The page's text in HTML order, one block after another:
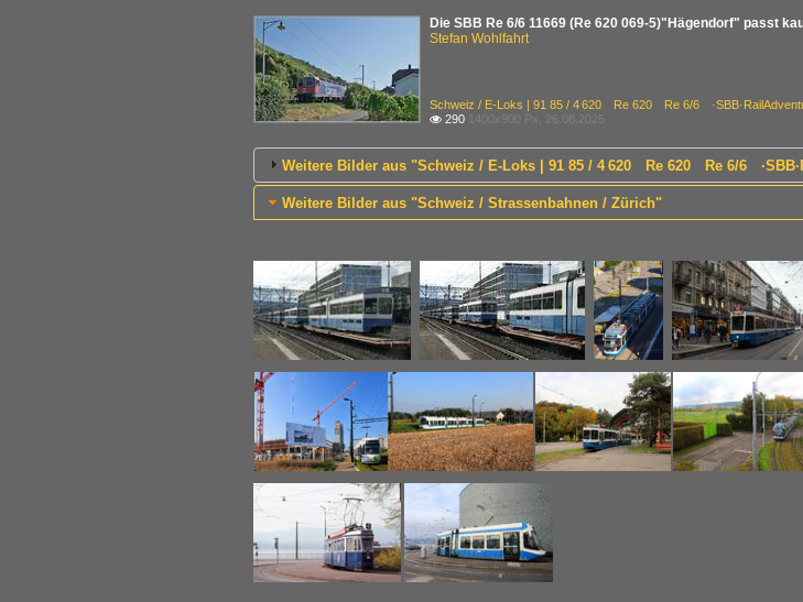
Die SBB Re 6/6 11669 (Re 620 069-5)"Hägendorf" passt
Stefan Wohlfahrt
Schweiz / E-Loks | 91 85 / 4 620 Re 620 Re 6/6
 290 1400x900 Px, 26.08.2025
Weitere Bilder aus "Schweiz / E-Loks | 91 85 / 4 620 Re 620 Re 6/6
Weitere Bilder aus "Schweiz / Strassenbahnen / Zürich"